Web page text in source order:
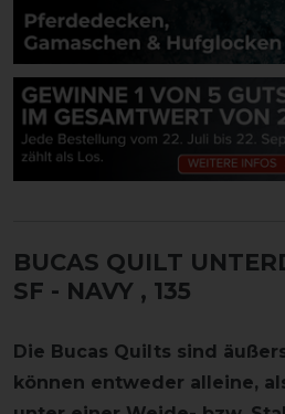
BUCAS QUILT
SF - NAVY , 135
Die Bucas Quilts sind
können entweder alleine,